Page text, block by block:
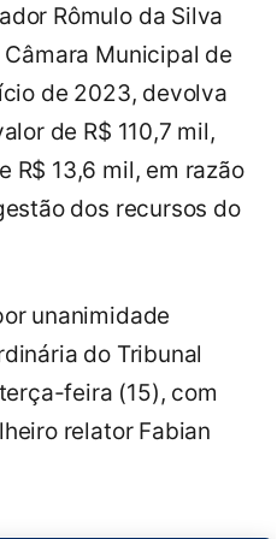
Rômulo da Silva
Municipal de
de 2023, devolva
de R$ 110,7 mil,
R$ 13,6 mil, em razão
dos recursos do
unanimidade
do Tribunal
feira (15), com
relator Fabian